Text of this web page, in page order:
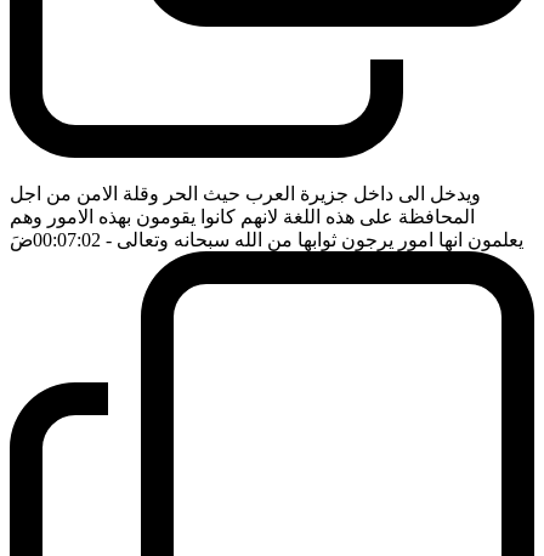
ويدخل الى داخل جزيرة العرب حيث الحر وقلة الامن من اجل
المحافظة على هذه اللغة لانهم كانوا يقومون بهذه الامور وهم
يعلمون انها امور يرجون ثوابها من الله سبحانه وتعالى - 00:07:02 ضَ